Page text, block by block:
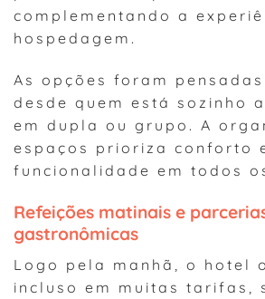
complementando a
hospedagem.
As opções foram
desde quem está sozinho
em dupla ou grupo. A
espaços prioriza conforto
funcionalidade em todos
Refeições matinais e
gastronômicas
Logo pela manhã, o hotel
incluso em muitas tarifas,